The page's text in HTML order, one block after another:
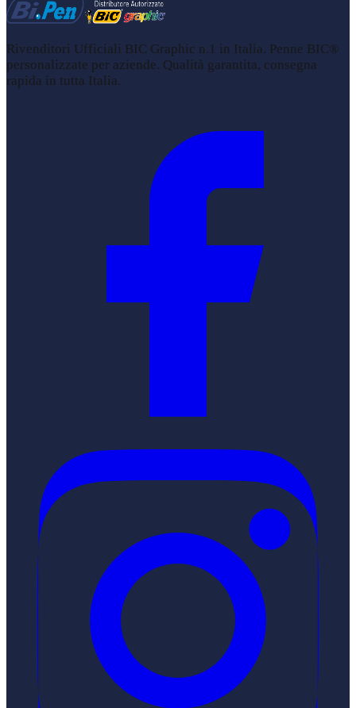
Rivenditori Ufficiali BIC Graphic n.1 in Italia. Penne BIC®
personalizzate per aziende. Qualità garantita, consegna
rapida in tutta Italia.